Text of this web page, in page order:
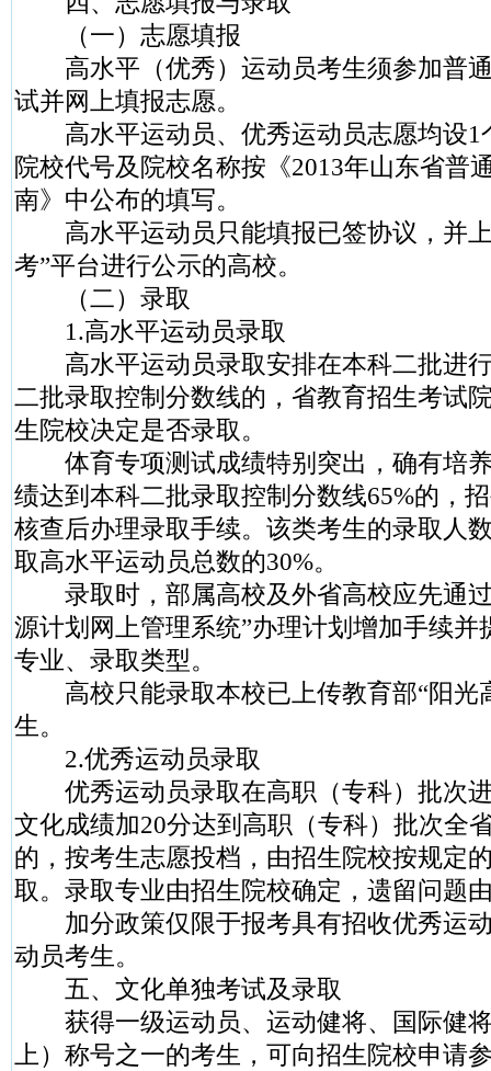
（一）志愿填报
高水平（优秀）运动员考生须参加普通
试并网上填报志愿。
高水平运动员、优秀运动员志愿均设1
院校代号及院校名称按《2013年山东省普
南》中公布的填写。
高水平运动员只能填报已签协议，并上
考”平台进行公示的高校。
（二）录取
1.高水平运动员录取
高水平运动员录取安排在本科二批进行
二批录取控制分数线的，省教育招生考试
生院校决定是否录取。
体育专项测试成绩特别突出，确有培养
绩达到本科二批录取控制分数线65%的，
核查后办理录取手续。该类考生的录取人
取高水平运动员总数的30%。
录取时，部属高校及外省高校应先通过
源计划网上管理系统”办理计划增加手续并
专业、录取类型。
高校只能录取本校已上传教育部“阳光
生。
2.优秀运动员录取
优秀运动员录取在高职（专科）批次进
文化成绩加20分达到高职（专科）批次全
的，按考生志愿投档，由招生院校按规定
取。录取专业由招生院校确定，遗留问题
加分政策仅限于报考具有招收优秀运动
动员考生。
五、文化单独考试及录取
获得一级运动员、运动健将、国际健将
上）称号之一的考生，可向招生院校申请